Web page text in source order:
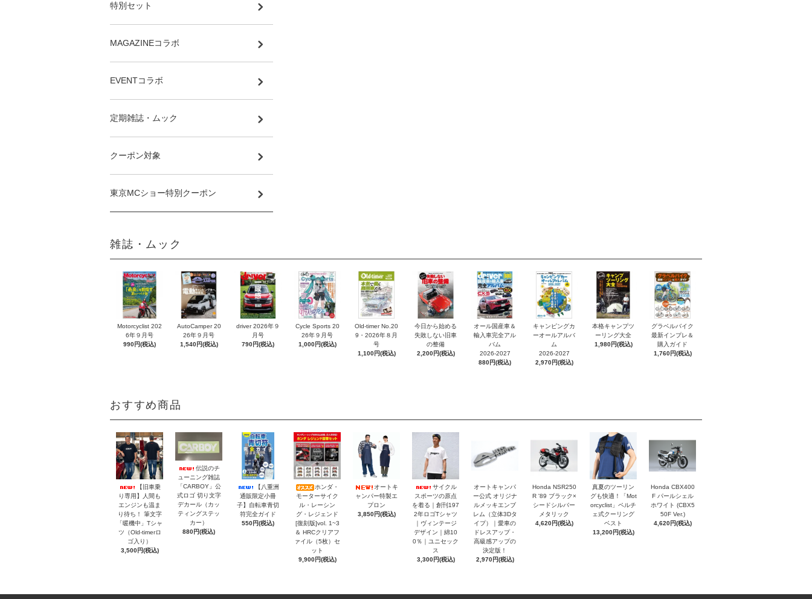
特別セット
MAGAZINEコラボ
EVENTコラボ
定期雑誌・ムック
クーポン対象
東京MCショー特別クーポン
雑誌・ムック
Motorcyclist 202
6年９月号
990円(税込)
AutoCamper 20
26年９月号
1,540円(税込)
driver 2026年９
月号
790円(税込)
Cycle Sports 20
26年９月号
1,000円(税込)
Old-timer No.20
9・2026年８月
号
1,100円(税込)
今日から始める
失敗しない旧車
の整備
2,200円(税込)
オール国産車＆
輸入車完全アル
バム
2026-2027
880円(税込)
キャンピングカ
ーオールアルバ
ム
2026-2027
2,970円(税込)
本格キャンプツ
ーリング大全
1,980円(税込)
グラベルバイク
最新インプレ＆
購入ガイド
1,760円(税込)
おすすめ商品
【旧車乗
り専用】人間も
エンジンも温ま
り待ち！ 筆文字
「暖機中」Tシャ
ツ（Old-timerロ
ゴ入り）
3,500円(税込)
伝説のチ
ューニング雑誌
「CARBOY」公
式ロゴ 切り文字
デカール（カッ
ティングステッ
カー）
880円(税込)
【八重洲
通販限定小冊
子】自転車青切
符完全ガイド
550円(税込)
ホンダ・
モーターサイク
ル・レーシン
グ・レジェンド
[復刻版]vol. 1~3
＆ HRCクリアフ
ァイル（5枚）セ
ット
9,900円(税込)
オートキ
ャンパー特製エ
プロン
3,850円(税込)
サイクル
スポーツの原点
を着る｜創刊197
2年ロゴTシャツ
｜ヴィンテージ
デザイン｜綿10
0％｜ユニセック
ス
3,300円(税込)
オートキャンパ
ー公式 オリジナ
ルメッキエンブ
レム（立体3Dタ
イプ）｜愛車の
ドレスアップ・
高級感アップの
決定版！
2,970円(税込)
Honda NSR250
R '89 ブラック×
シードシルバー
メタリック
4,620円(税込)
真夏のツーリン
グも快適！「Mot
orcyclist」ペルチ
ェ式クーリング
ベスト
13,200円(税込)
Honda CBX400
F パールシェル
ホワイト (CBX5
50F Ver.)
4,620円(税込)